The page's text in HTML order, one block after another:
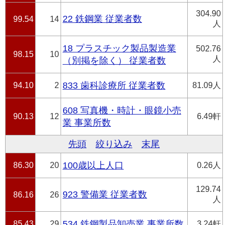
99.54 14 22 鉄鋼業 従業者数
304.90
人
98.15 10
18 プラスチック製品製造業
（別掲を除く） 従業者数
502.76
人
94.10 2 833 歯科診療所 従業者数 81.09人
90.13 12
608 写真機・時計・眼鏡小売
業 事業所数
6.49軒
先頭 絞り込み 末尾
86.30 20 100歳以上人口 0.26人
86.16 26 923 警備業 従業者数
129.74
人